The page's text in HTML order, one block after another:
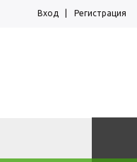
Вход Регистрация